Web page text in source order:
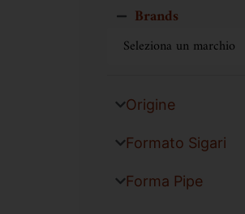
Brands
Origine
Formato Sigari
Forma Pipe